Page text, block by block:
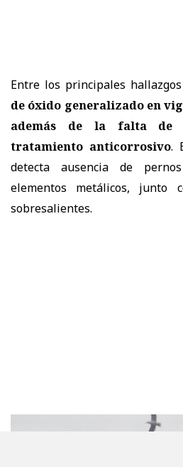
Entre los principales
de óxido generalizado en
además de la falta de
tratamiento anticorrosivo.
detecta ausencia de
elementos metálicos, junto
sobresalientes.